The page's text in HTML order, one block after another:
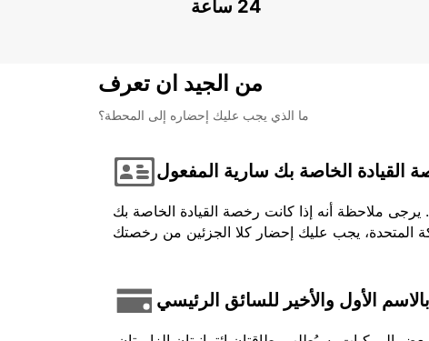
24 ساعة
من الجيد ان تعرف
ما الذي يجب عليك إحضاره إلى المحطة؟
القيادة الخاصة بك سارية المفعول
ملاحظة أنه إذا كانت رخصة القيادة الخاصة بك
الأول والأخير للسائق الرئيسي